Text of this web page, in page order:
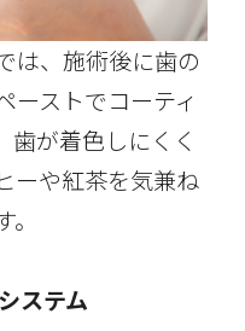
は、施術後に歯の
ーストでコーティ
歯が着色しにくく
ーや紅茶を気兼ね
ステム